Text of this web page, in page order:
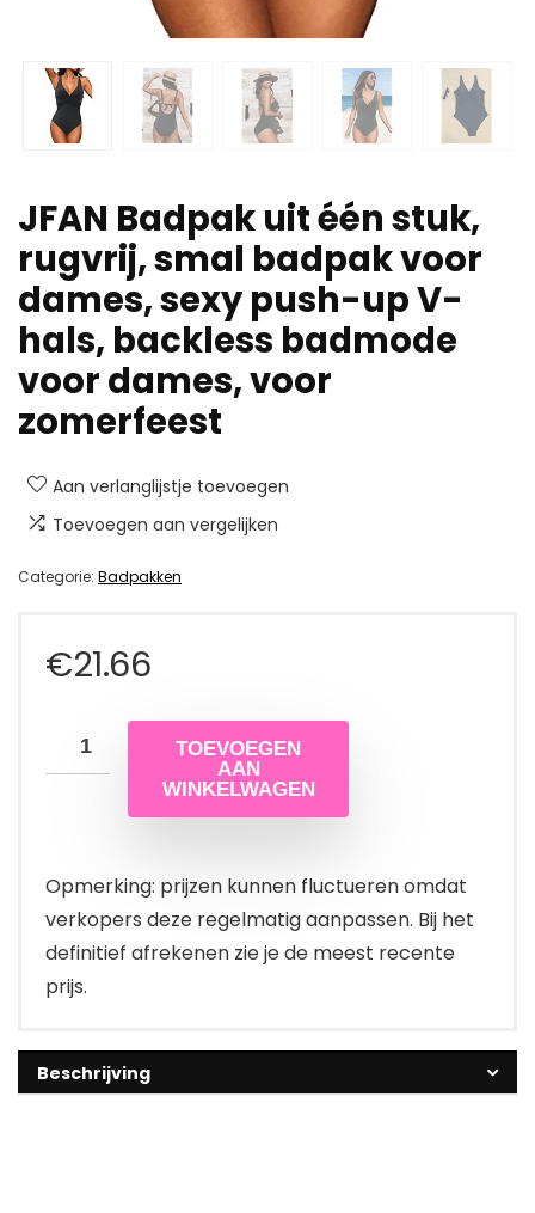
JFAN Badpak uit één stuk,
rugvrij, smal badpak voor
dames, sexy push-up V-
hals, backless badmode
voor dames, voor
zomerfeest
Aan verlanglijstje toevoegen
Toevoegen aan vergelijken
Categorie: Badpakken
€21.66
TOEVOEGEN
AAN
WINKELWAGEN
Opmerking: prijzen kunnen fluctueren omdat
verkopers deze regelmatig aanpassen. Bij het
definitief afrekenen zie je de meest recente
prijs.
Beschrijving